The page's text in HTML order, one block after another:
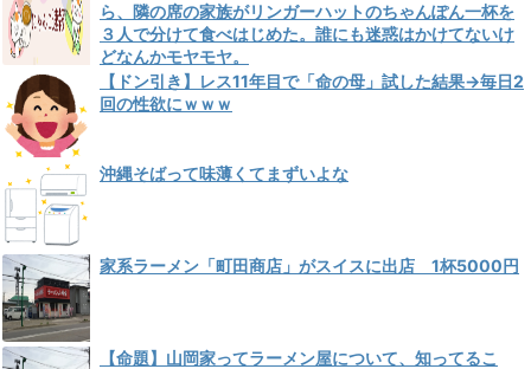
ら、隣の席の家族がリンガーハットのちゃんぽん一杯を
３人で分けて食べはじめた。誰にも迷惑はかけてないけ
どなんかモヤモヤ。
【ドン引き】レス11年目で「命の母」試した結果→毎日2
回の性欲にｗｗｗ
沖縄そばって味薄くてまずいよな
家系ラーメン「町田商店」がスイスに出店 1杯5000円
【命題】山岡家ってラーメン屋について、知ってるこ